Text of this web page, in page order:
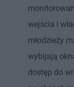
wejścia i
młodzieży
wybijają
dostęp do